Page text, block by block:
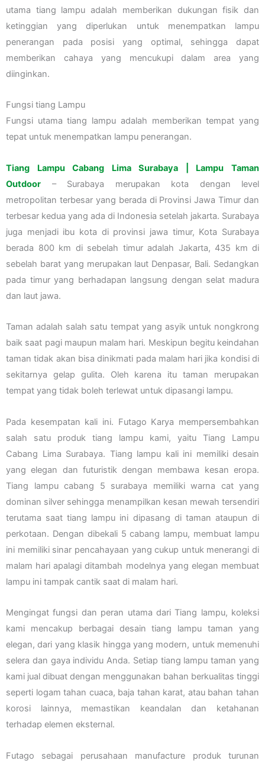
utama tiang lampu adalah memberikan dukungan fisik dan
ketinggian yang diperlukan untuk menempatkan lampu
penerangan pada posisi yang optimal, sehingga dapat
memberikan cahaya yang mencukupi dalam area yang
diinginkan.
Fungsi tiang Lampu
Fungsi utama tiang lampu adalah memberikan tempat yang
tepat untuk menempatkan lampu penerangan.
Tiang Lampu Cabang Lima Surabaya | Lampu Taman
Outdoor – Surabaya merupakan kota dengan level
metropolitan terbesar yang berada di Provinsi Jawa Timur dan
terbesar kedua yang ada di Indonesia setelah jakarta. Surabaya
juga menjadi ibu kota di provinsi jawa timur, Kota Surabaya
berada 800 km di sebelah timur adalah Jakarta, 435 km di
sebelah barat yang merupakan laut Denpasar, Bali. Sedangkan
pada timur yang berhadapan langsung dengan selat madura
dan laut jawa.
Taman adalah salah satu tempat yang asyik untuk nongkrong
baik saat pagi maupun malam hari. Meskipun begitu keindahan
taman tidak akan bisa dinikmati pada malam hari jika kondisi di
sekitarnya gelap gulita. Oleh karena itu taman merupakan
tempat yang tidak boleh terlewat untuk dipasangi lampu.
Pada kesempatan kali ini. Futago Karya mempersembahkan
salah satu produk tiang lampu kami, yaitu Tiang Lampu
Cabang Lima Surabaya. Tiang lampu kali ini memiliki desain
yang elegan dan futuristik dengan membawa kesan eropa.
Tiang lampu cabang 5 surabaya memiliki warna cat yang
dominan silver sehingga menampilkan kesan mewah tersendiri
terutama saat tiang lampu ini dipasang di taman ataupun di
perkotaan. Dengan dibekali 5 cabang lampu, membuat lampu
ini memiliki sinar pencahayaan yang cukup untuk menerangi di
malam hari apalagi ditambah modelnya yang elegan membuat
lampu ini tampak cantik saat di malam hari.
Mengingat fungsi dan peran utama dari Tiang lampu, koleksi
kami mencakup berbagai desain tiang lampu taman yang
elegan, dari yang klasik hingga yang modern, untuk memenuhi
selera dan gaya individu Anda. Setiap tiang lampu taman yang
kami jual dibuat dengan menggunakan bahan berkualitas tinggi
seperti logam tahan cuaca, baja tahan karat, atau bahan tahan
korosi lainnya, memastikan keandalan dan ketahanan
terhadap elemen eksternal.
Futago sebagai perusahaan manufacture produk turunan